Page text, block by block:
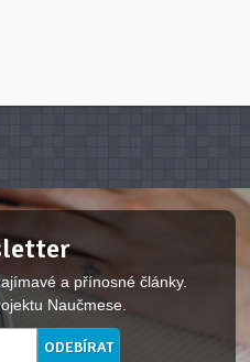
a přínosné články.
Naučmese.